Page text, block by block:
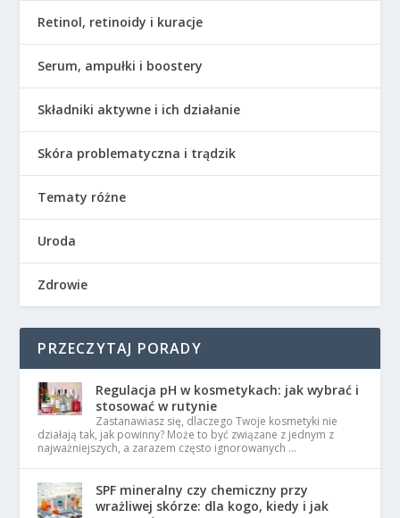
Retinol, retinoidy i kuracje
Serum, ampułki i boostery
Składniki aktywne i ich działanie
Skóra problematyczna i trądzik
Tematy różne
Uroda
Zdrowie
PRZECZYTAJ PORADY
Regulacja pH w kosmetykach: jak wybrać i
stosować w rutynie
Zastanawiasz się, dlaczego Twoje kosmetyki nie
działają tak, jak powinny? Może to być związane z jednym z
najważniejszych, a zarazem często ignorowanych …
SPF mineralny czy chemiczny przy
wrażliwej skórze: dla kogo, kiedy i jak